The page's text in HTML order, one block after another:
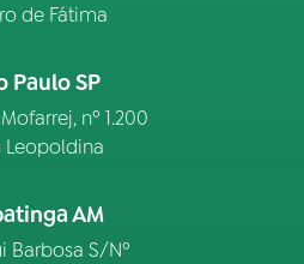
de Fátima
Paulo SP
nº 1.200
Leopoldina
AM
Barbosa S/Nº